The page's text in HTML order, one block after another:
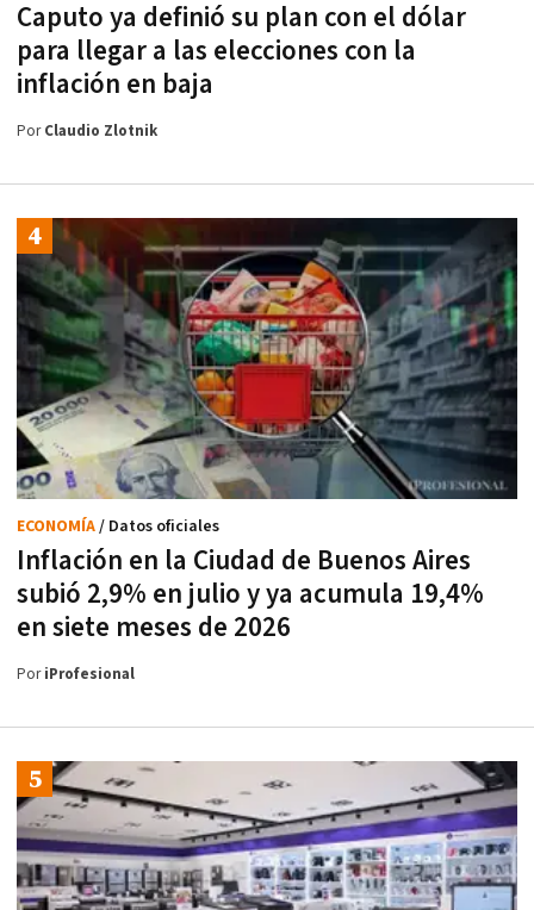
Caputo ya definió su plan con el dólar
para llegar a las elecciones con la
inflación en baja
PorClaudio Zlotnik
Inflación en la Ciudad de Buenos Aires
subió 2,9% en julio y ya acumula 19,4%
en siete meses de 2026
ECONOMÍA/ Datos oficiales
PoriProfesional